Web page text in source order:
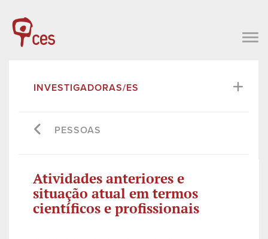
INVESTIGADORAS/ES
PESSOAS
Atividades anteriores e
situação atual em termos
científicos e profissionais